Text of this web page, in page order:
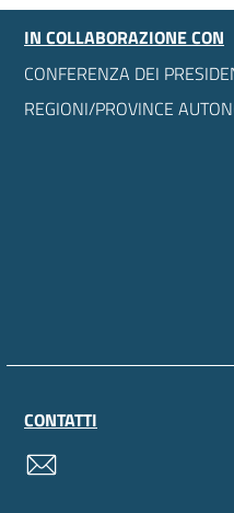
IN COLLABORAZIONE CON
CONFERENZA DEI
REGIONI/PROVINCE
CONTATTI